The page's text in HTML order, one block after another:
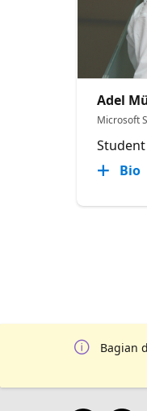
Adel
Microsoft
Student
Bio
Bagian